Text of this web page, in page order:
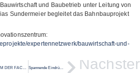
und Bau­be­trieb unter Lei­tung von
Sun­dermeier beglei­tet das Bahn­bau­pro­jekt
expertennetzwerk/bauwirtschaft-und-
60. JUBILÄUM DER FACHFORTBILDUNG »SACHVERSTÄNDIGER FÜR SCHÄDEN AN GEBÄUDEN – STUFE I« Nächster